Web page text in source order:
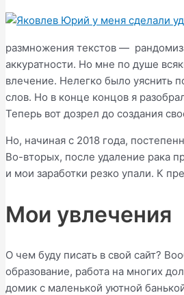
размножения текстов —
аккуратности. Но мне по душе
влечение. Нелегко было уяснить
слов. Но в конце концов я
Теперь вот дозрел до создания
Но, начиная с 2018 года,
Во-вторых, после удаление рака
и мои заработки резко упали. К
Мои увлечения
О чем буду писать в свой сайт?
образование, работа на многих
домик с маленькой уютной